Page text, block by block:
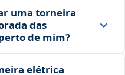
uma torneira
das
de mim?
elétrica